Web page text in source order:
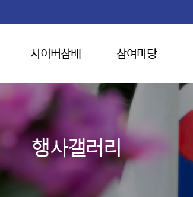
사이버참배 참여마당
행사갤러리